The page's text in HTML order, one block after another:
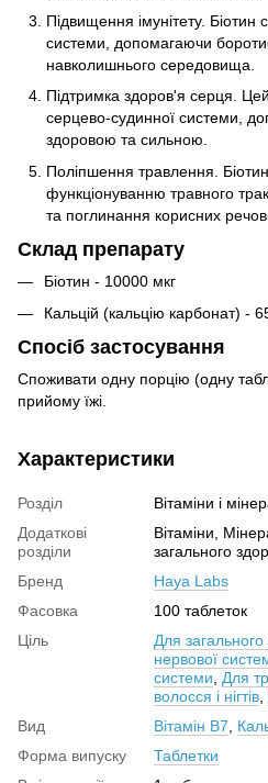
Підвищення імунітету. Біотин
системи, допомагаючи
навколишнього середовища.
Підтримка здоров'я серця.
серцево-судинної системи,
здоровою та сильною.
Поліпшення травлення.
функціонуванню травного
та поглинання корисних
Склад препарату
Біотин - 10000 мкг
Кальцій (кальцію карбонат) -
Спосіб застосування
Споживати одну порцію (одну
прийому їжі.
Характеристики
Розділ
Вітаміни і
Додаткові
розділи
Вітаміни,
загального
Бренд
Haya Labs
Фасовка
100 таблеток
Ціль
Для загального
нервової
системи, Для
волосся і нігтів,
Вид
Вітамін В7,
Форма випуску
Таблетки